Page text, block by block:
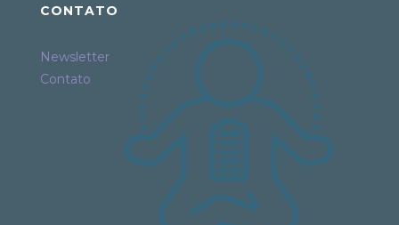
CONTATO
Newsletter
Contato